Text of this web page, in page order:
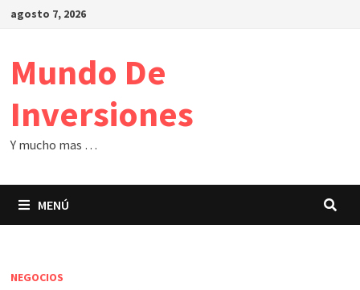
Saltar
agosto 7, 2026
Mundo De
Inversiones
Y mucho mas …
MENÚ
NEGOCIOS